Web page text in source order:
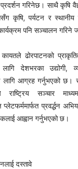
गरिनेछ। साथै कृषि
कृषि, पर्यटन र स्थानीय
कार्यक्रम पनि सञ्चालन गरिने
ढोरपाटनको
लागि देशभरका उद्योगी,
लागि आग्रह गर्नुभएको छ।
राष्ट्रिय सञ्चार
प्रवर्द्धन
आह्वान गर्नुभएको छ।
दस्तावे